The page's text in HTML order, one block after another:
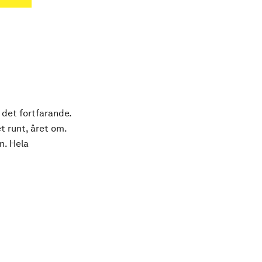
det fortfarande.
runt, året om.
Hela